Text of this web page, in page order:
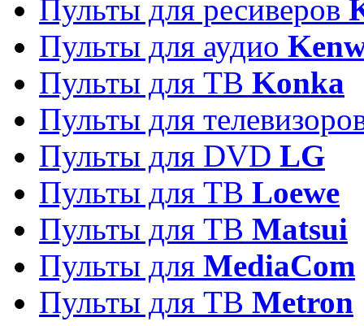
Пульты для ресиверов
Пульты для аудио
Пульты для ТВ Konka
Пульты для
Пульты для DVD LG
Пульты для ТВ Loewe
Пульты для ТВ Matsui
Пульты для MediaCom
Пульты для ТВ Metron